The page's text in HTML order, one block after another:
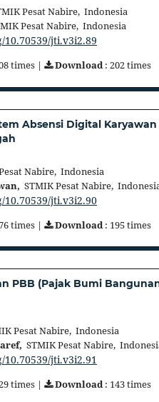
Pesat Nabire, Indonesia
Pesat Nabire, Indonesia
jti.v3i2.89
times | Download: 202 times
Absensi Digital
Nabire, Indonesia
STMIK Pesat Nabire,
jti.v3i2.90
times | Download: 195 times
PBB (Pajak Bumi
Pesat Nabire, Indonesia
STMIK Pesat Nabire,
jti.v3i2.91
times | Download: 143 times